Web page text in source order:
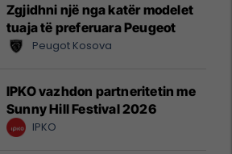
Zgjidhni një nga katër modelet
tuaja të preferuara Peugeot
Peugot Kosova
IPKO vazhdon partneritetin me
Sunny Hill Festival 2026
IPKO